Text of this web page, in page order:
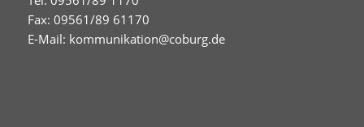
Fax: 09561/89 61170
E-Mail: kommunikation@coburg.de